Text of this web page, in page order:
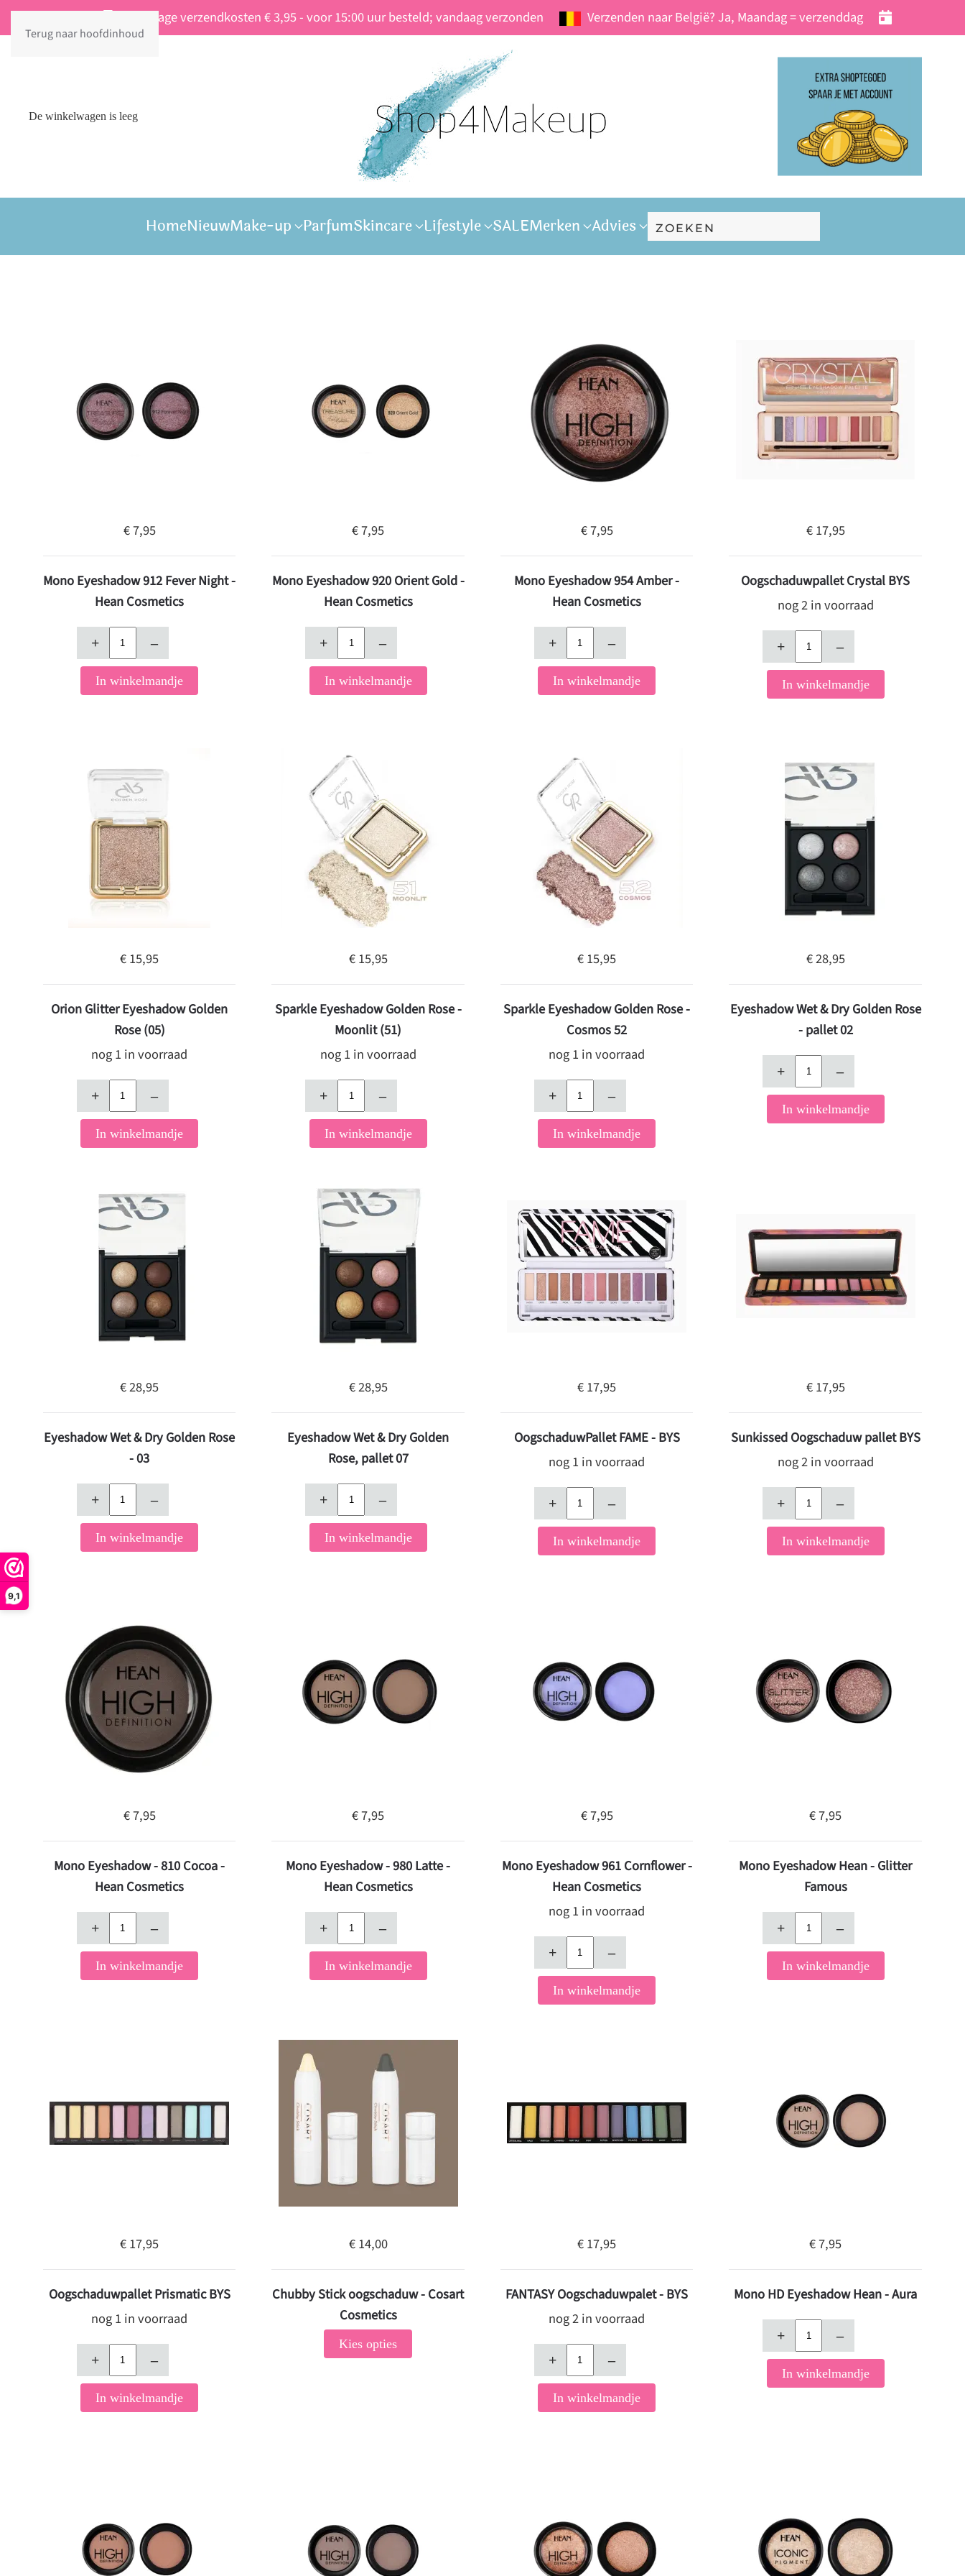
9,1
Terug naar hoofdinhoud
Vaste lage verzendkosten € 3,95 - voor 15:00 uur besteld; vandaag verzonden Verzenden naar België? Ja, Maandag = verzenddag
De winkelwagen is leeg
HomeNieuwMake-up ParfumSkincare Lifestyle SALEMerken Advies
€ 7,95
Mono Eyeshadow 912 Fever Night -
Hean Cosmetics
+ –
In winkelmandje
€ 7,95
Mono Eyeshadow 920 Orient Gold -
Hean Cosmetics
+ –
In winkelmandje
€ 7,95
Mono Eyeshadow 954 Amber -
Hean Cosmetics
+ –
In winkelmandje
€ 17,95
Oogschaduwpallet Crystal BYS
nog 2 in voorraad
+ –
In winkelmandje
€ 15,95
Orion Glitter Eyeshadow Golden
Rose (05)
nog 1 in voorraad
+ –
In winkelmandje
€ 15,95
Sparkle Eyeshadow Golden Rose -
Moonlit (51)
nog 1 in voorraad
+ –
In winkelmandje
€ 15,95
Sparkle Eyeshadow Golden Rose -
Cosmos 52
nog 1 in voorraad
+ –
In winkelmandje
€ 28,95
Eyeshadow Wet & Dry Golden Rose
- pallet 02
+ –
In winkelmandje
€ 28,95
Eyeshadow Wet & Dry Golden Rose
- 03
+ –
In winkelmandje
€ 28,95
Eyeshadow Wet & Dry Golden
Rose, pallet 07
+ –
In winkelmandje
€ 17,95
OogschaduwPallet FAME - BYS
nog 1 in voorraad
+ –
In winkelmandje
€ 17,95
Sunkissed Oogschaduw pallet BYS
nog 2 in voorraad
+ –
In winkelmandje
€ 7,95
Mono Eyeshadow - 810 Cocoa -
Hean Cosmetics
+ –
In winkelmandje
€ 7,95
Mono Eyeshadow - 980 Latte -
Hean Cosmetics
+ –
In winkelmandje
€ 7,95
Mono Eyeshadow 961 Cornflower -
Hean Cosmetics
nog 1 in voorraad
+ –
In winkelmandje
€ 7,95
Mono Eyeshadow Hean - Glitter
Famous
+ –
In winkelmandje
€ 17,95
Oogschaduwpallet Prismatic BYS
nog 1 in voorraad
+ –
In winkelmandje
€ 14,00
Chubby Stick oogschaduw - Cosart
Cosmetics
Kies opties
€ 17,95
FANTASY Oogschaduwpalet - BYS
nog 2 in voorraad
+ –
In winkelmandje
€ 7,95
Mono HD Eyeshadow Hean - Aura
+ –
In winkelmandje